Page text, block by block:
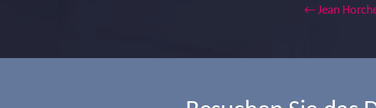
← Jean